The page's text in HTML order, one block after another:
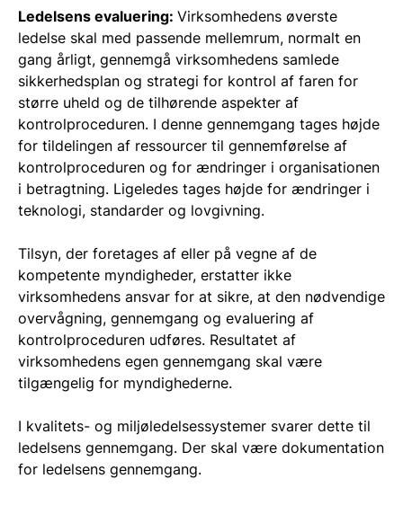
Ledelsens evaluering: Virksomhedens øverste
ledelse skal med passende mellemrum, normalt en
gang årligt, gennemgå virksomhedens samlede
sikkerhedsplan og strategi for kontrol af faren for
større uheld og de tilhørende aspekter af
kontrolproceduren. I denne gennemgang tages højde
for tildelingen af ressourcer til gennemførelse af
kontrolproceduren og for ændringer i organisationen
i betragtning. Ligeledes tages højde for ændringer i
teknologi, standarder og lovgivning.
Tilsyn, der foretages af eller på vegne af de
kompetente myndigheder, erstatter ikke
virksomhedens ansvar for at sikre, at den nødvendige
overvågning, gennemgang og evaluering af
kontrolproceduren udføres. Resultatet af
virksomhedens egen gennemgang skal være
tilgængelig for myndighederne.
I kvalitets- og miljøledelsessystemer svarer dette til
ledelsens gennemgang. Der skal være dokumentation
for ledelsens gennemgang.